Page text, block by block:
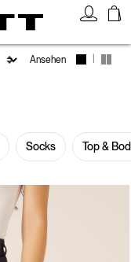
Ansehen
Socks Top &